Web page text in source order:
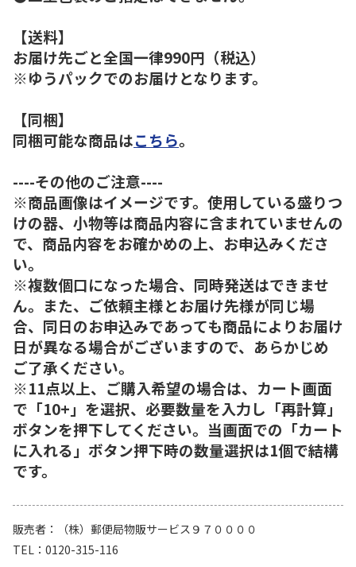
【送料】
お届け先ごと全国一律990円（税込）
※ゆうパックでのお届けとなります。
【同梱】
同梱可能な商品はこちら。
----その他のご注意----
※商品画像はイメージです。使用している盛りつ
けの器、小物等は商品内容に含まれていませんの
で、商品内容をお確かめの上、お申込みくださ
い。
※複数個口になった場合、同時発送はできませ
ん。また、ご依頼主様とお届け先様が同じ場
合、同日のお申込みであっても商品によりお届け
日が異なる場合がございますので、あらかじめ
ご了承ください。
※11点以上、ご購入希望の場合は、カート画面
で「10+」を選択、必要数量を入力し「再計算」
ボタンを押下してください。当画面での「カート
に入れる」ボタン押下時の数量選択は1個で結構
です。
販売者
（株）郵便局物販サービス９７００００
TEL
0120-315-116